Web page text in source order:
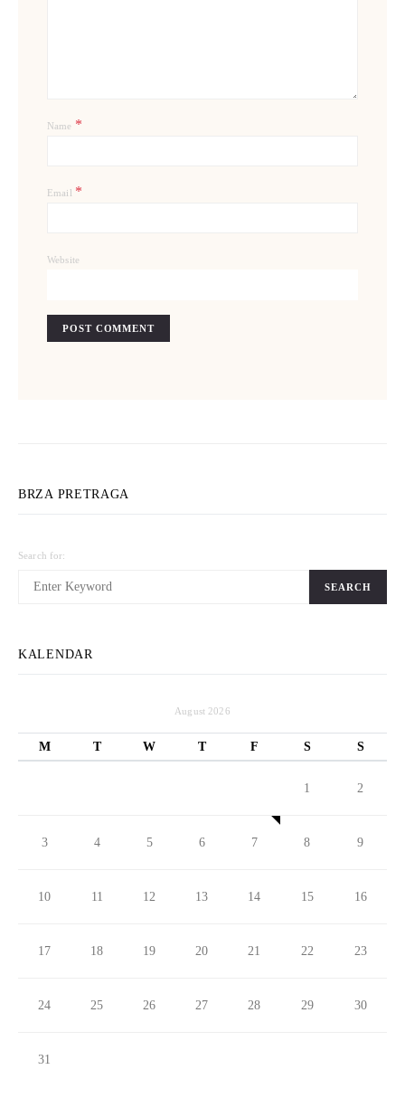
Name *
Email *
Website
BRZA PRETRAGA
Search for:
SEARCH
KALENDAR
August 2026
M T W T F S S
1 2
3 4 5 6 7 8 9
10 11 12 13 14 15 16
17 18 19 20 21 22 23
24 25 26 27 28 29 30
31